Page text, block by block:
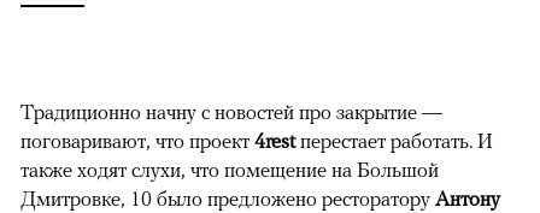
Традиционно начну с новостей про закрытие —
поговаривают, что проект 4restперестает работать. И
также ходят слухи, что помещение на Большой
Дмитровке, 10 было предложено ресторатору Антону